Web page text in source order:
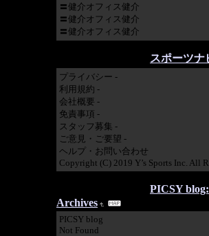
〓健介オフィス健介
〓健介オフィス健介
〓健介オフィス健介
スポーツナ
プライバシー -
利用規約 -
会社概要 -
免責事項 -
スタッフ募集 -
ご意見・ご要望 -
ヘルプ・お問い合わせ
Copyright (C) 2019 Y’s Sports Inc. All
PICSY
Archives
PICSY blog
Not Found